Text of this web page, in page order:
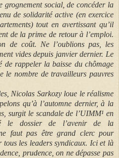
social, de concéder la
de solidarité active (en exercice
tout en avertissant qu’il
de la prime de retour à l’emploi.
de coût. Ne l’oublions pas, les
vides depuis janvier dernier. Le
de rappeler la baisse du chômage
le nombre de travailleurs pauvres
Nicolas Sarkozy loue le réalisme
qu’à l’automne dernier, à la
surgit le scandale de l’UIMM¹ en
le dossier de l’avenir de la
faut pas être grand clerc pour
les leaders syndicaux. Ici et là
prudence, on ne dépasse pas